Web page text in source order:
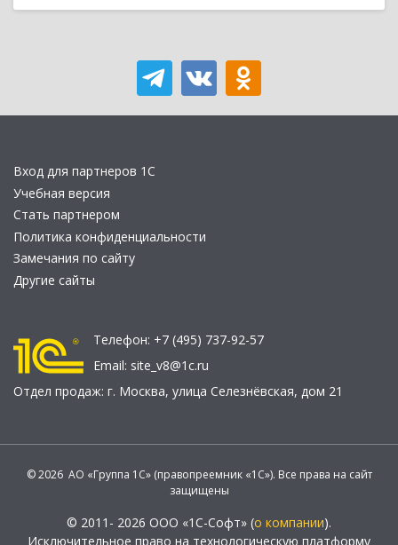
Вход для партнеров 1С
Учебная версия
Стать партнером
Политика конфиденциальности
Замечания по сайту
Другие сайты
Телефон: +7 (495) 737-92-57
Email: site_v8@1c.ru
Отдел продаж: г. Москва, улица Селезнёвская, дом 21
© 2026 АО «Группа 1С» (правопреемник «1С»). Все права на сайт
защищены
© 2011- 2026 ООО «1С-Софт» (о компании).
Исключительное право на технологическую платформу